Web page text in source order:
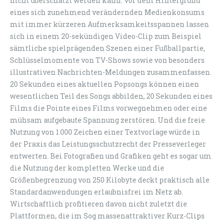
eines sich zunehmend verändernden Medienkonsums
mit immer kürzeren Aufmerksamkeitsspannen lassen
sich in einem 20-sekündigen Video-Clip zum Beispiel
sämtliche spielprägenden Szenen einer Fußballpartie,
Schlüsselmomente von TV-Shows sowie von besonders
illustrativen Nachrichten-Meldungen zusammenfassen.
20 Sekunden eines aktuellen Popsongs können einen
wesentlichen Teil des Songs abbilden, 20 Sekunden eines
Films die Pointe eines Films vorwegnehmen oder eine
mühsam aufgebaute Spannung zerstören. Und die freie
Nutzung von 1.000 Zeichen einer Textvorlage würde in
der Praxis das Leistungsschutzrecht der Presseverleger
entwerten. Bei Fotografien und Grafiken geht es sogar um
die Nutzung der kompletten Werke und die
Größenbegrenzung von 250 Kilobyte deckt praktisch alle
Standardanwendungen erlaubnisfrei im Netz ab.
Wirtschaftlich profitieren davon nicht zuletzt die
Plattformen, die im Sog massenattraktiver Kurz-Clips